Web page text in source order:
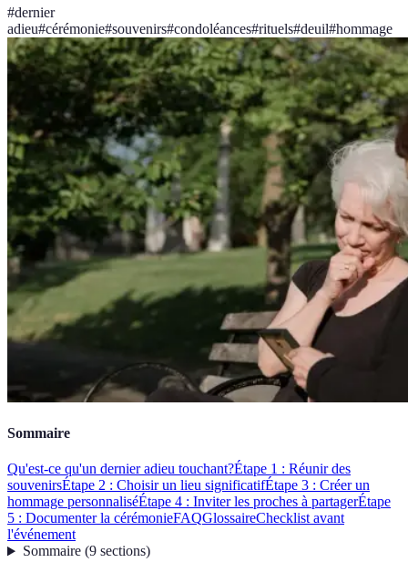
#dernier
adieu#cérémonie#souvenirs#condoléances#rituels#deuil#hommage
Sommaire
Qu'est-ce qu'un dernier adieu touchant?Étape 1 : Réunir des
souvenirsÉtape 2 : Choisir un lieu significatifÉtape 3 : Créer un
hommage personnaliséÉtape 4 : Inviter les proches à partagerÉtape
5 : Documenter la cérémonieFAQGlossaireChecklist avant
l'événement
Sommaire(9 sections)